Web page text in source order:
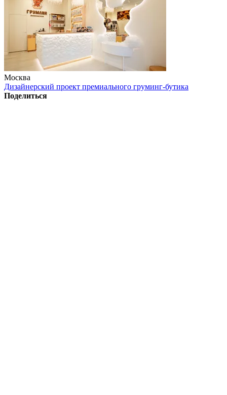
Москва
Дизайнерский проект премиального груминг-бутика
Поделиться